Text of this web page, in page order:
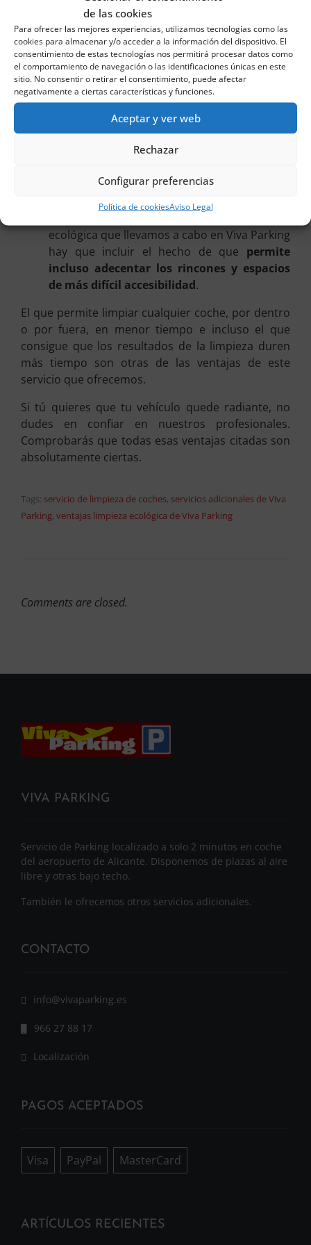
de las cookies
Para ofrecer las mejores experiencias, utilizamos tecnologías como las
cookies para almacenar y/o acceder a la información del dispositivo. El
consentimiento de estas tecnologías nos permitirá procesar datos como
el comportamiento de navegación o las identificaciones únicas en este
sitio. No consentir o retirar el consentimiento, puede afectar
negativamente a ciertas características y funciones.
Aceptar y ver web
Rechazar
Configurar preferencias
Política de cookiesAviso Legal
Por supuesto, no podemos olvidar que este
servicio que nos ocupa no solo consigue
limpiar cualquier superficie sino que también
ladesinfecta, eliminando así todo tipo de
ácaros, bacterias o virus.
Se considera que es una estupenda opción
manera costaría quitar
refiriendo a manchas de grasa, a chicles
pegados en lo que es la tapicería del coche…
ecológica que llevamos a cabo en Viva Parking
hay que incluir el hecho de que permite
incluso adecentar los rincones y espacios
de más difícil accesibilidad.
El que permite limpiar cualquier coche, por dentro
o por fuera, en menor tiempo e incluso el que
consigue que los resultados de la limpieza duren
más tiempo son otras de las ventajas de este
servicio que ofrecemos.
Si tú quieres que tu vehículo quede radiante, no
dudes en confiar en nuestros profesionales.
Comprobarás que todas esas ventajas citadas son
absolutamente ciertas.
Tags: servicio de limpieza de coches, servicios adicionales de Viva
Parking, ventajas limpieza ecológica de Viva Parking
Comments are closed.
VIVA PARKING
Servicio de Parking localizado a solo 2 minutos en coche
del aeropuerto de Alicante. Disponemos de plazas al aire
libre y otras bajo techo.
También le ofrecemos otros servicios adicionales.
CONTACTO
info@vivaparking.es
966 27 88 17
Localización
PAGOS ACEPTADOS
Visa PayPal MasterCard
ARTÍCULOS RECIENTES